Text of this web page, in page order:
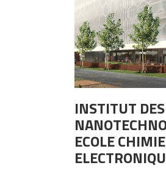
INSTITUT DES
ECOLE